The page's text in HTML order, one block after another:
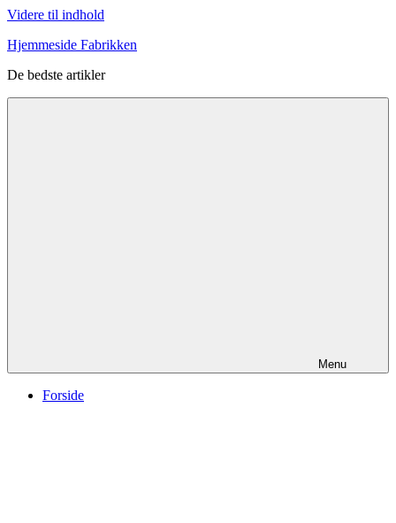
Videre til indhold
Hjemmeside Fabrikken
De bedste artikler
Menu
Forside